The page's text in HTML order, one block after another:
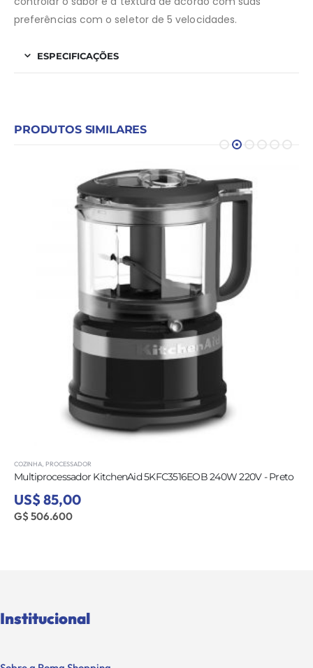
preferências com o seletor de 5 velocidades.
ESPECIFICAÇÕES
PRODUTOS SIMILARES
COZINHA PROCESSADOR
Multiprocessador KitchenAid 5KFC3516EOB 240W 220V - Preto
US$ 85,00
G$ 506.600
Institucional